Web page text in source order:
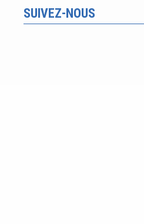
SUIVEZ-NOUS